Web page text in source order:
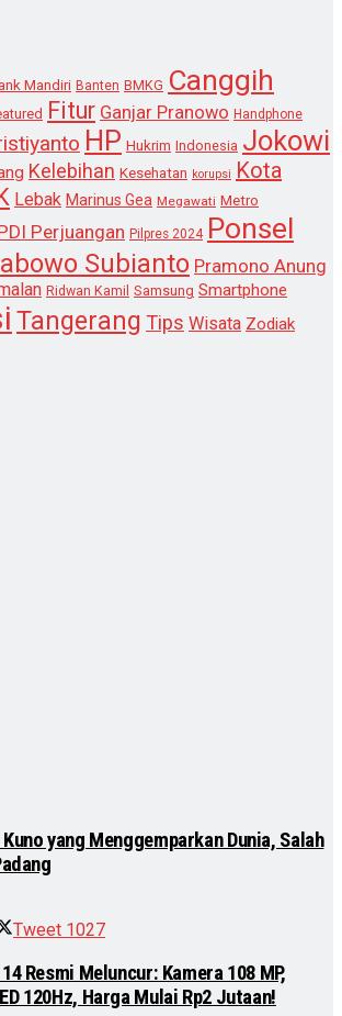
Mandiri Banten BMKG Canggih
Fitur Ganjar Pranowo Handphone
HP Hukrim Indonesia Jokowi
Kelebihan Kesehatan korupsi Kota
Lebak Marinus Gea Megawati Metro
Perjuangan Pilpres 2024 Ponsel
Subianto Pramono Anung
Ridwan Kamil Samsung Smartphone
Tangerang Tips Wisata Zodiak
Kuno yang Menggemparkan Dunia, Salah
Tweet 1027
Resmi Meluncur: Kamera 108 MP,
120Hz, Harga Mulai Rp2 Jutaan!